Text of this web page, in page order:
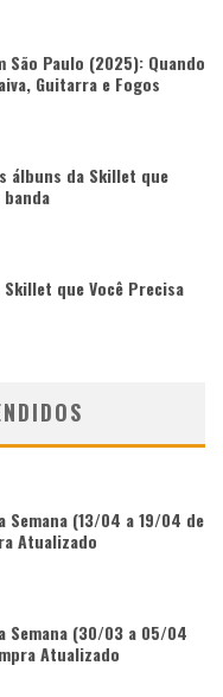
São Paulo (2025): Quando
Guitarra e Fogos
álbuns da Skillet que
que Você Precisa
Semana (13/04 a 19/04 de
Atualizado
Semana (30/03 a 05/04
Atualizado